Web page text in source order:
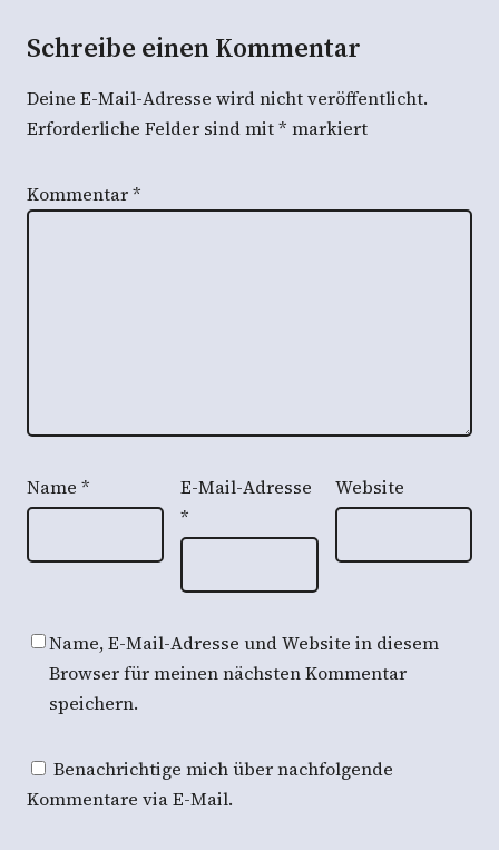
Schreibe einen Kommentar
Deine E-Mail-Adresse wird nicht veröffentlicht.
Erforderliche Felder sind mit* markiert
Kommentar*
Name *
E-Mail-Adresse
*
Website
Name, E-Mail-Adresse und Website in diesem
Browser für meinen nächsten Kommentar
speichern.
Benachrichtige mich über nachfolgende
Kommentare via E-Mail.